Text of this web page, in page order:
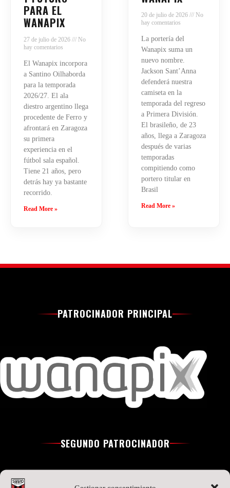
PARA EL
WANAPIX
27 de julio de 2026
No
hay comentarios
El Wanapix incorpora
a Santino Oilhaborda
para la temporada
2026/27. El ala
diestro argentino llega
procedente de Ferro y
afrontará en Zaragoza
su primera
experiencia en el
fútbol sala español.
Tiene 21 años, pero
detrás hay ya bastante
recorrido.
Read More »
20 de julio de 2026
No
hay comentarios
La portería del
Wanapix suma un
nuevo nombre.
Jackson Sant’Anna
defenderá nuestra
camiseta en la
temporada del regreso
a Primera División.
El brasileño, de 23
años, llega a Zaragoza
después de varias
temporadas
compitiendo como
portero titular en
Brasil
Read More »
PATROCINADOR PRINCIPAL
SEGUNDO PATROCINADOR